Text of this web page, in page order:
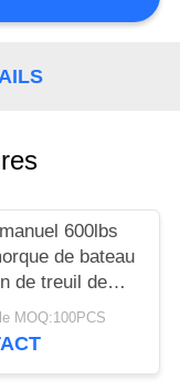
600lbs
de bateau
de treuil de
petit frein
MOQ:100PCS